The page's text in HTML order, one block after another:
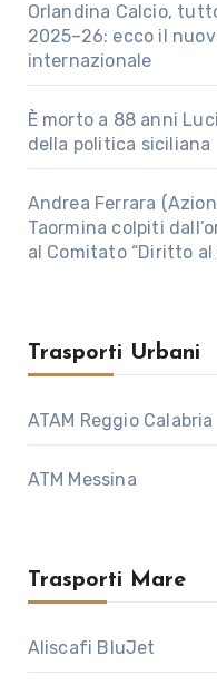
Orlandina Calcio,
2025–26: ecco il
internazionale
È morto a 88 anni
della politica siciliana
Andrea Ferrara
Taormina colpiti
al Comitato “Diritto al
Trasporti Urbani
ATAM Reggio Calabria
ATM Messina
Trasporti Mare
Aliscafi BluJet